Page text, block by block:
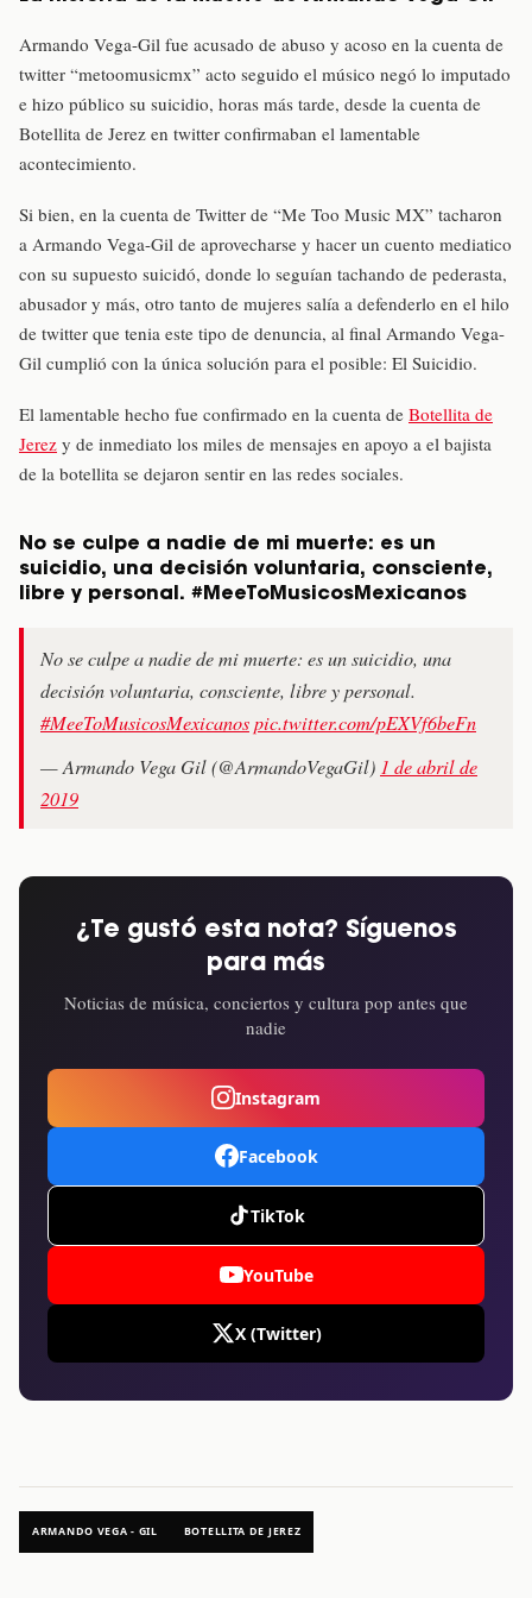
Armando Vega-Gil fue acusado de abuso y acoso en la cuenta de
twitter “metoomusicmx” acto seguido el músico negó lo imputado
e hizo público su suicidio, horas más tarde, desde la cuenta de
Botellita de Jerez en twitter confirmaban el lamentable
acontecimiento.
Si bien, en la cuenta de Twitter de “Me Too Music MX” tacharon
a Armando Vega-Gil de aprovecharse y hacer un cuento mediatico
con su supuesto suicidó, donde lo seguían tachando de pederasta,
abusador y más, otro tanto de mujeres salía a defenderlo en el hilo
de twitter que tenia este tipo de denuncia, al final Armando Vega-
Gil cumplió con la única solución para el posible: El Suicidio.
El lamentable hecho fue confirmado en la cuenta de Botellita de
Jerez y de inmediato los miles de mensajes en apoyo a el bajista
de la botellita se dejaron sentir en las redes sociales.
No se culpe a nadie de mi muerte: es un
suicidio, una decisión voluntaria, consciente,
libre y personal. #MeeToMusicosMexicanos
No se culpe a nadie de mi muerte: es un suicidio, una
decisión voluntaria, consciente, libre y personal.
#MeeToMusicosMexicanospic.twitter.com/pEXVf6beFn
— Armando Vega Gil (@ArmandoVegaGil) 1 de abril de
2019
¿Te gustó esta nota? Síguenos
para más
Noticias de música, conciertos y cultura pop antes que
nadie
Instagram
Facebook
TikTok
YouTube
X (Twitter)
ARMANDO VEGA - GIL BOTELLITA DE JEREZ